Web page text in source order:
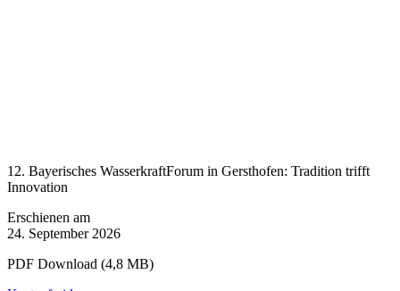
12. Bayerisches WasserkraftForum in Gersthofen: Tradition trifft
Innovation
Erschienen am
24. September 2026
PDF Download (4,8 MB)